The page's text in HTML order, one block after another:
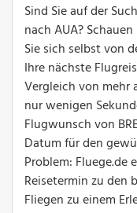
Sind Sie auf der
nach AUA?
Sie sich selbst von
Ihre nächste
Vergleich von mehr
nur wenigen
Flugwunsch von
Datum für den
Problem: Fluege.de
Reisetermin zu
Fliegen zu einem